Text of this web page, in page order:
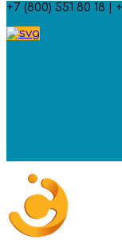
+7 (800) 551 80 18 |